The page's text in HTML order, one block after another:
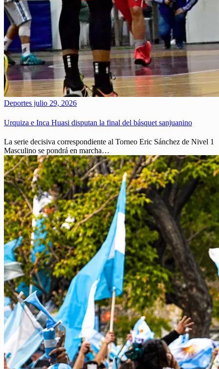
Deportes julio 29, 2026
Urquiza e Inca Huasi disputan la final del básquet sanjuanino
La serie decisiva correspondiente al Torneo Eric Sánchez de Nivel 1
Masculino se pondrá en marcha…